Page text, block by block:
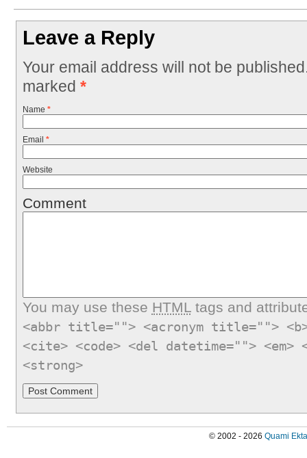
Leave a Reply
Your email address will not be
marked *
Name *
Email *
Website
Comment
You may use these HTMLtags and
<abbr title=""> <acronym title="">
<cite> <code> <del datetime="">
<strong>
© 2002 - 2026 Quami